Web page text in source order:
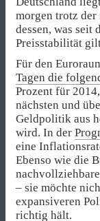
morgen trotz
dessen, was seit
Preisstabilität
Für den
Tagen die
Prozent für
nächsten und
Geldpolitik aus
wird. In der
eine
Ebenso wie die
– sie möchte
expansiveren
richtig hält.